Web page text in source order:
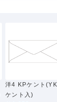
洋4 KPケント(YK
ケント入)